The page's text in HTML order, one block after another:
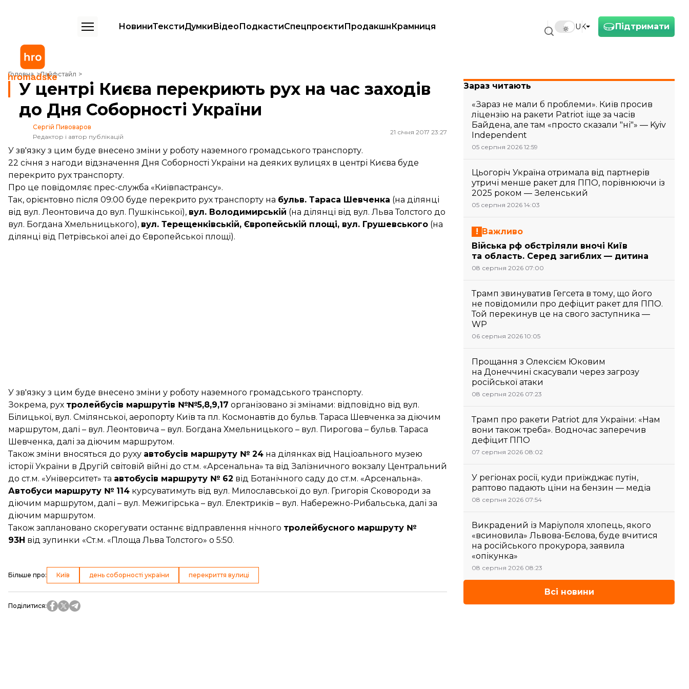
Підтримати
UK
НовиниТекстиДумкиВідеоПодкастиСпецпроєктиПродакшнКрамниця
Головна Лайфстайл
У центрі Києва перекриють рух на час заходів до Дня Соборності України
У центрі Києва перекриють рух на час заходів
до Дня Соборності України
Сергій Пивоваров
Редактор і автор публікацій
21 січня 2017 23:27
У зв'язку з цим буде внесено зміни у роботу наземного громадського транспорту.
22 січня з нагоди відзначення Дня Соборності України на деяких вулицях в центрі Києва буде
перекрито рух транспорту.
Про це повідомляє прес-служба «Київпастрансу».
Так, орієнтовно після 09:00 буде перекрито рух транспорту на бульв. Тараса Шевченка (на ділянці
від вул. Леонтовича до вул. Пушкінської), вул. Володимирській (на ділянці від вул. Льва Толстого до
вул. Богдана Хмельницького), вул. Терещенківській, Європейській площі, вул. Грушевського (на
ділянці від Петрівської алеї до Європейської площі).
У зв'язку з цим буде внесено зміни у роботу наземного громадського транспорту.
Зокрема, рух тролейбусів маршрутів №№5,8,9,17 організовано зі змінами: відповідно від вул.
Білицької, вул. Смілянської, аеропорту Київ та пл. Космонавтів до бульв. Тараса Шевченка за діючим
маршрутом, далі – вул. Леонтовича – вул. Богдана Хмельницького – вул. Пирогова – бульв. Тараса
Шевченка, далі за діючим маршрутом.
Також зміни вносяться до руху автобусів маршруту № 24 на ділянках від Націоального музею
історії України в Другій світовій війні до ст.м. «Арсенальна» та від Залізничного вокзалу Центральний
до ст.м. «Університет» та автобусів маршруту № 62 від Ботанічного саду до ст.м. «Арсенальна».
Автобуси маршруту № 114 курсуватимуть від вул. Милославської до вул. Григорія Сковороди за
діючим маршрутом, далі – вул. Межигірська – вул. Електриків – вул. Набережно-Рибальська, далі за
діючим маршрутом.
Також заплановано скорегувати останнє відправлення нічного тролейбусного маршруту №
93Н від зупинки «Ст.м. «Площа Льва Толстого» о 5:50.
Більше про: Київ день соборності україни перекриття вулиці
Поділитися:
Зараз читають
«Зараз не мали б проблеми». Київ просив
ліцензію на ракети Patriot іще за часів
Байдена, але там «просто сказали "ні"» — Kyiv
Independent
05 серпня 2026 12:59
Цьогоріч Україна отримала від партнерів
утричі менше ракет для ППО, порівнюючи із
2025 роком — Зеленський
05 серпня 2026 14:03
Важливо
Війська рф обстріляли вночі Київ
та область. Серед загиблих — дитина
08 серпня 2026 07:00
Трамп звинуватив Гегсета в тому, що його
не повідомили про дефіцит ракет для ППО.
Той перекинув це на свого заступника —
WP
06 серпня 2026 10:05
Прощання з Олексієм Юковим
на Донеччині скасували через загрозу
російської атаки
08 серпня 2026 07:23
Трамп про ракети Patriot для України: «Нам
вони також треба». Водночас заперечив
дефіцит ППО
07 серпня 2026 08:02
У регіонах росії, куди приїжджає путін,
раптово падають ціни на бензин — медіа
08 серпня 2026 07:54
Викрадений із Маріуполя хлопець, якого
«всиновила» Львова-Бєлова, буде вчитися
на російського прокурора, заявила
«опікунка»
08 серпня 2026 08:23
Всі новини